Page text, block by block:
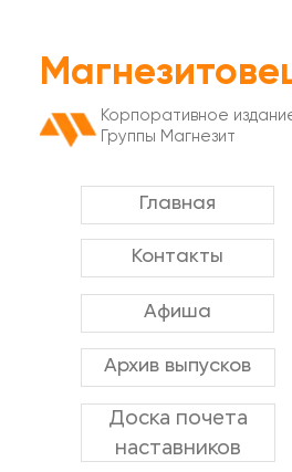
Контакты
Корпоративное
Группы Магнезит
Архив выпусков
Главная
Афиша
Доска почета
наставников